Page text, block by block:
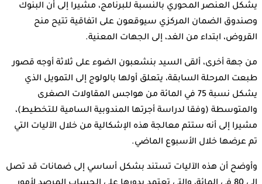
يشكل العنصر المحوري بالنسبة للبرنامج، مشيرا إلى أن البنوك
وصندوق الضمان المركزي سيوقعون على اتفاقية تتيح منح
القروض، ابتداء من الغد، إلى الجهات المعنية.
من جهة أخرى، ألقى السيد بنشعبون الضوء على ثلاثة أوجه قصور
طبعت المرحلة السابقة، يتعلق أولها بالولوج إلى التمويل الذي
يشكل نسبة 75 في المائة من هواجس المقاولات الصغرى
والمتوسطة (وفقا لدراسة أجرتها المندوبية السامية للتخطيط)،
مشيرا إلى أنه ستتم معالجة هذه الإشكالية من خلال الآليات التي
تم عرضها خلال الأسبوع الماضي.
وأوضح أن هذه الآليات تستند بشكل أساسي إلى ضمانات قد تصل